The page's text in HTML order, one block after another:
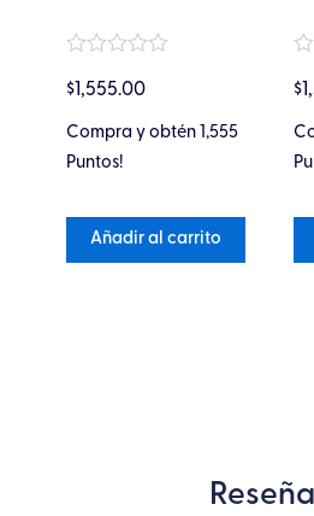
$ 1,555.00
Compra y obtén 1,555
Puntos!
Añadir al carrito
en
de
$
en
de